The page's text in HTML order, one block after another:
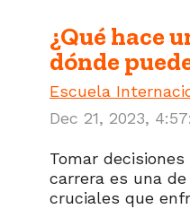
¿Qué hace
dónde
Escuela
Dec 21, 2023,
Tomar
carrera es una
cruciales que